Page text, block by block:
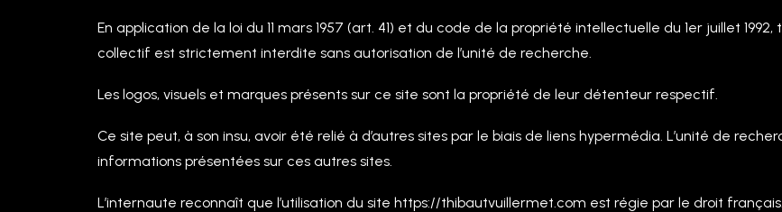
En application de la loi du 11 mars 1957 (art. 41) et du code de la propriété intellectuelle du 1er juillet
collectif est strictement interdite sans autorisation de l’unité de recherche.
Les logos, visuels et marques présents sur ce site sont la propriété de leur détenteur respectif.
Ce site peut, à son insu, avoir été relié à d’autres sites par le biais de liens hypermédia. L’unité de
informations présentées sur ces autres sites.
L’internaute reconnaît que l’utilisation du site https://thibautvuillermet.com est régie par le droit français.